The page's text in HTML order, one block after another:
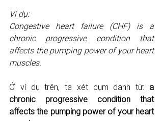
Ví dụ:
Congestive heart failure (CHF) is a
chronic progressive condition that
affects the pumping power of your heart
muscles.
Ở ví dụ trên, ta xét cụm danh từ: a
chronic progressive condition that
affects the pumping power of your heart